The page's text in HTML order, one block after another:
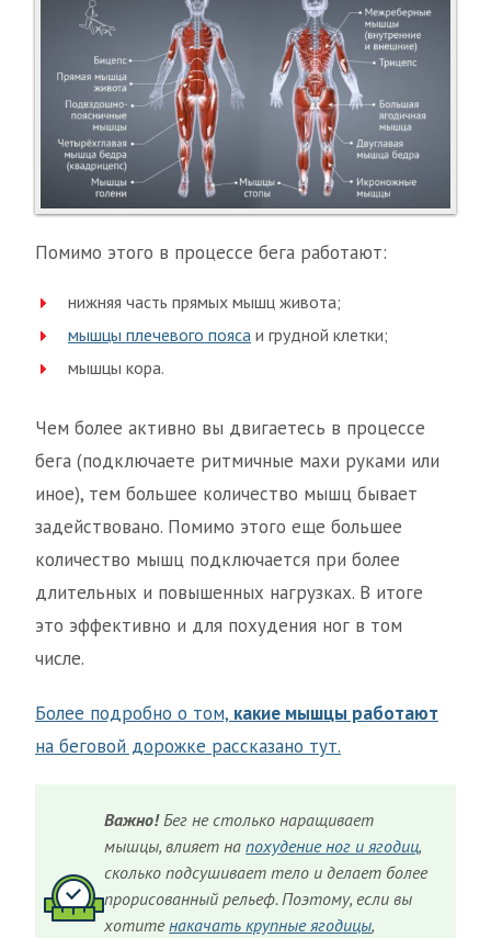
Помимо этого в процессе бега работают:
нижняя часть прямых мышц живота;
мышцы плечевого пояса и грудной клетки;
мышцы кора.
Чем более активно вы двигаетесь в процессе
бега (подключаете ритмичные махи руками или
иное), тем большее количество мышц бывает
задействовано. Помимо этого еще большее
количество мышц подключается при более
длительных и повышенных нагрузках. В итоге
это эффективно и для похудения ног в том
числе.
Более подробно о том, какие мышцы работают
на беговой дорожке рассказано тут.
Важно!Бег не столько наращивает
мышцы, влияет напохудение ног и ягодиц,
сколько подсушивает тело и делает более
прорисованный рельеф. Поэтому, если вы
хотитенакачать крупные ягодицы,